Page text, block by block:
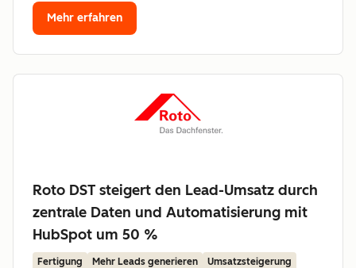
Mehr erfahren
Roto DST steigert den Lead-Umsatz durch
zentrale Daten und Automatisierung mit
HubSpot um 50 %
Fertigung Mehr Leads generieren Umsatzsteigerung